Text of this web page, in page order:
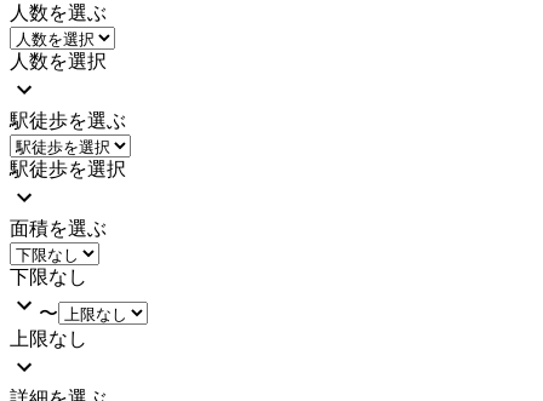
人数を選ぶ
人数を選択
駅徒歩を選ぶ
駅徒歩を選択
面積を選ぶ
下限なし
〜
上限なし